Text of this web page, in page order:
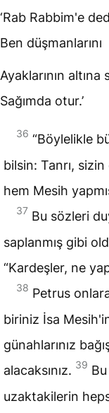
‘Rab Rabbim'e
Ben düşmanlarını
Ayaklarının
Sağımda otur.’
36 “Böylelikle
bilsin: Tanrı,
hem Mesih
37 Bu sözleri
saplanmış gibi
“Kardeşler, ne
38 Petrus
biriniz İsa
günahlarınız
alacaksınız. 39
uzaktakilerin